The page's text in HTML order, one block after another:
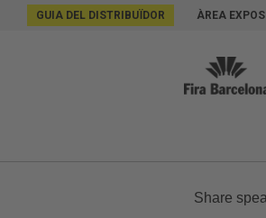
GUIA DEL DISTRIBUÏDOR ÀREA
Share